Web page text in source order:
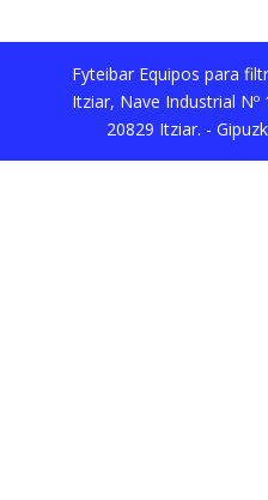
Fyteibar Equipos para
Itziar, Nave Industrial Nº
20829 Itziar. -